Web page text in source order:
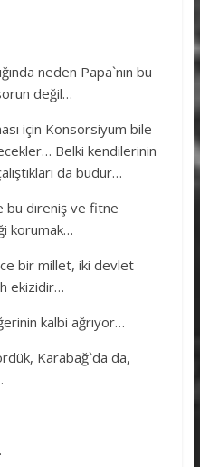
neden Papa`nın bu
değil…
için Konsorsiyum bile
Belki kendilerinin
da budur…
bu dıreniş ve fitne
korumak…
bir millet, iki devlet
ekizidir…
kalbi ağrıyor…
Karabağ`da da,